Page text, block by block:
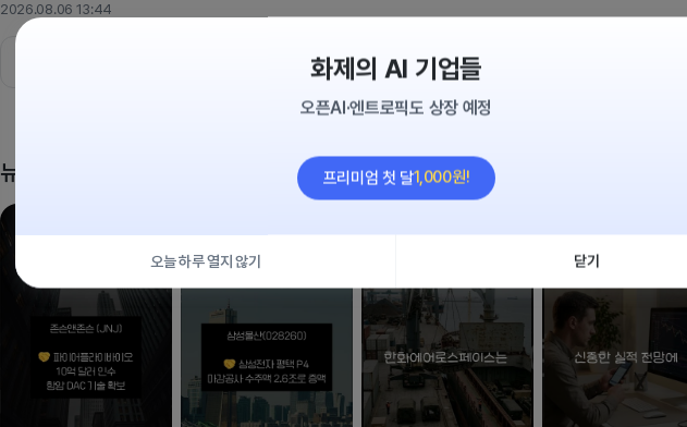
화제의 AI 기업들
오픈AI·엔트로픽도 상장 예정
프리미엄 첫 달1,000원!
오늘 하루 열지 않기 닫기
2026.08.06 13:44
더보기
뉴스 클립